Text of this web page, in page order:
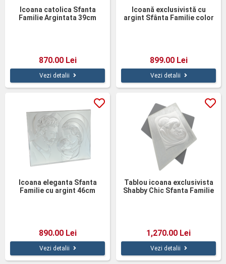
Icoana catolica Sfanta
Familie Argintata 39cm
870.00 Lei
Vezi detalii
Icoană exclusivistă cu
argint Sfânta Familie color
899.00 Lei
Vezi detalii
Icoana eleganta Sfanta
Familie cu argint 46cm
890.00 Lei
Vezi detalii
Tablou icoana exclusivista
Shabby Chic Sfanta Familie
1,270.00 Lei
Vezi detalii